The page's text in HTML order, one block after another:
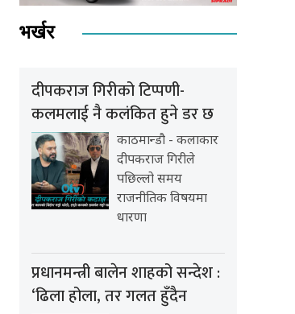
भर्खर
दीपकराज गिरीको टिप्पणी-
कलमलाई नै कलंकित हुने डर छ
काठमान्डौ - कलाकार
दीपकराज गिरीले
पछिल्लो समय
राजनीतिक विषयमा
धारणा
प्रधानमन्त्री बालेन शाहको सन्देश :
‘ढिला होला, तर गलत हुँदैन